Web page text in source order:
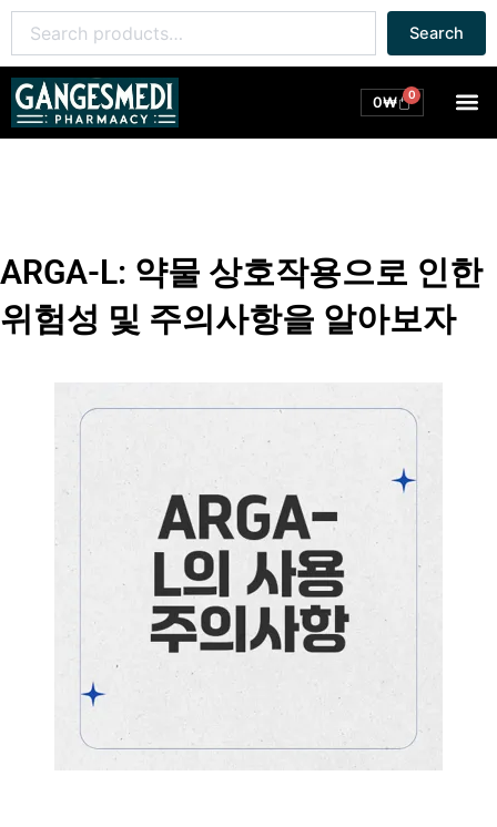
콘
츠
너
for:
Search
0₩ 0
Cart
ARGA-L: 약물 상호작용으로 인한
위험성 및 주의사항을 알아보자